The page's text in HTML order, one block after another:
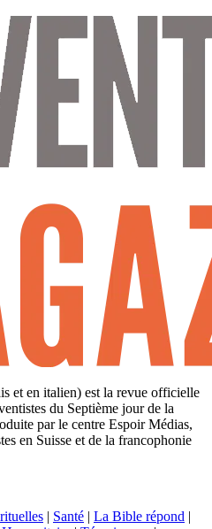
et en italien) est la revue officielle
du Septième jour de la
par le centre Espoir Médias,
en Suisse et de la francophonie
| Santé | La Bible répond |